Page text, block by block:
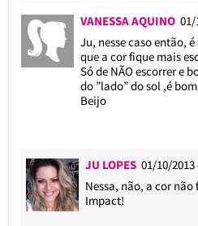
VANESSA AQUINO 01/
Ju, nesse caso então,
que a cor fique mais
Só de NÃO escorrer e
do ”lado” do sol ,é
Beijo
JU LOPES 01/10/2013
Nessa, não, a cor
Impact!